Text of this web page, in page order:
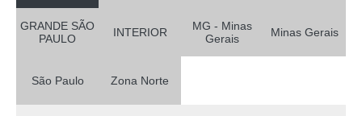
GRANDE SÃO
PAULO
INTERIOR
MG - Minas
Gerais
Minas Gerais
São Paulo Zona Norte